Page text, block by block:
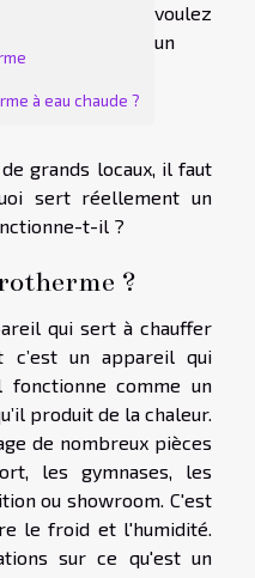
à eau chaude ?
voulez
un
grands locaux, il faut
sert réellement un
t-il ?
?
qui sert à chauffer
c’est un appareil qui
comme un
produit de la chaleur.
de nombreux pièces
les gymnases, les
ou showroom. C'est
le froid et l'humidité.
sur ce qu'est un